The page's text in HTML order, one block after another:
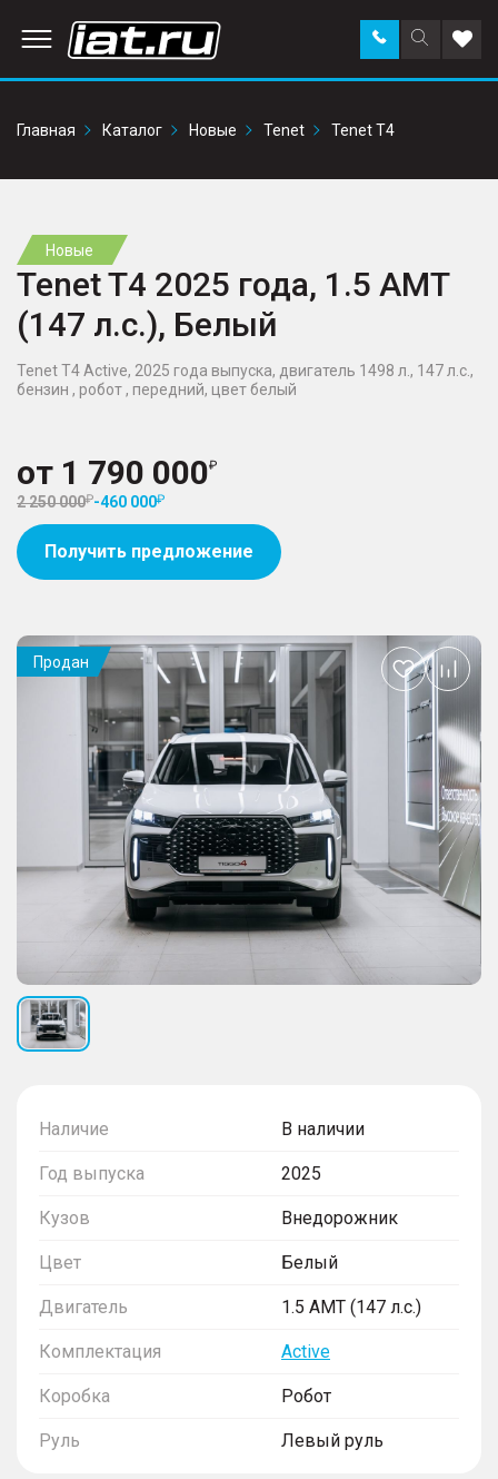
Поиск
по
Заказать
звонок в
Главная
Каталог Новые Tenet Tenet T4
Новые
Tenet T4 2025 года, 1.5 AMT
(147 л.с.), Белый
Tenet T4 Active, 2025 года выпуска, двигатель 1498 л., 147 л.с.,
бензин , робот , передний, цвет белый
от 1 790 000
2 250 000 -460 000
Получить предложение
Наличие В наличии
Год выпуска 2025
Кузов Внедорожник
Цвет Белый
Двигатель 1.5 AMT (147 л.с.)
Комплектация Active
Коробка Робот
Руль Левый руль
Продан
Добавить
в
избранное